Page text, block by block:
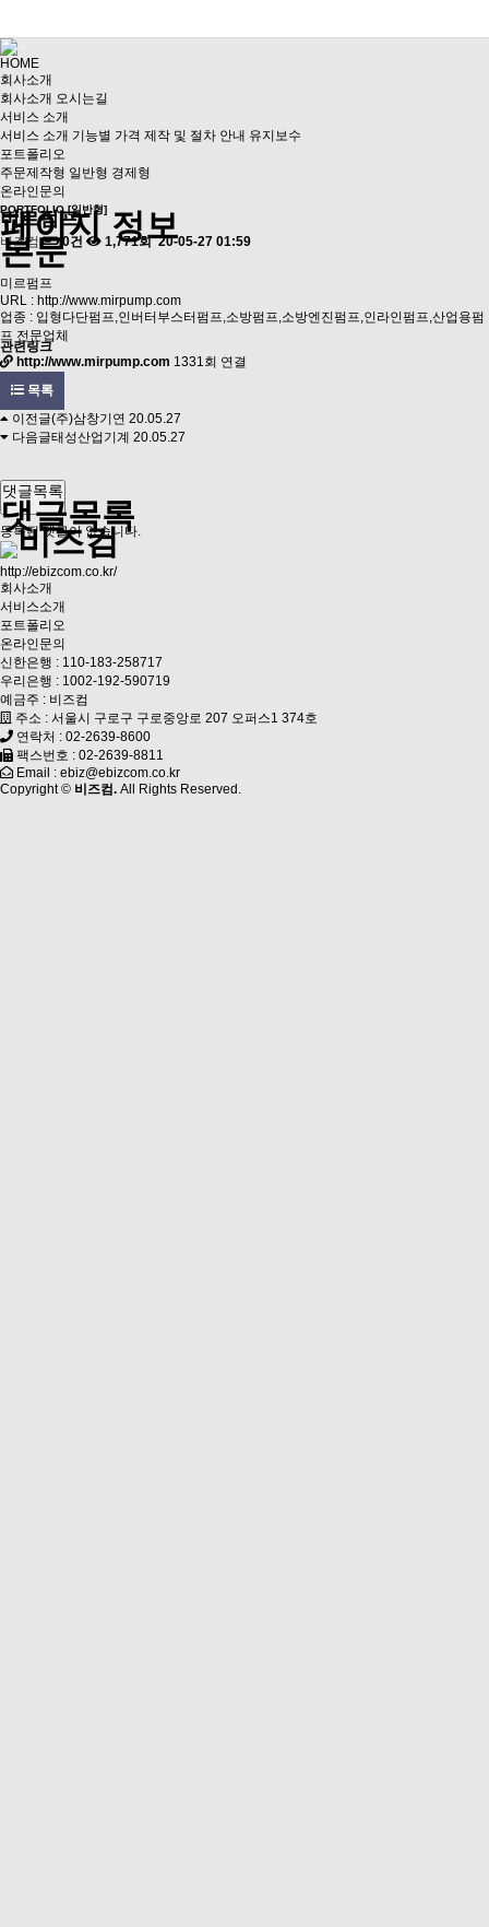
HOME
회사소개
회사소개 오시는길
서비스 소개
서비스 소개 기능별 가격 제작 및 절차 안내 유지보수
포트폴리오
주문제작형 일반형 경제형
온라인문의
PORTFOLIO [일반형]
미르펌프
페이지 정보
비즈컴 0건 1,771회 20-05-27 01:59
본문
미르펌프
URL : http://www.mirpump.com
업종 : 입형다단펌프,인버터부스터펌프,소방펌프,소방엔진펌프,인라인펌프,산업용펌
프 전문업체
관련링크
http://www.mirpump.com 1331회 연결
목록
이전글(주)삼창기연 20.05.27
다음글태성산업기계 20.05.27
댓글목록
댓글목록
등록된 댓글이 없습니다.
http://ebizcom.co.kr/
회사소개
서비스소개
포트폴리오
온라인문의
신한은행 : 110-183-258717
우리은행 : 1002-192-590719
예금주 : 비즈컴
주소 : 서울시 구로구 구로중앙로 207 오퍼스1 374호
연락처 : 02-2639-8600
팩스번호 : 02-2639-8811
Email : ebiz@ebizcom.co.kr
Copyright © 비즈컴. All Rights Reserved.